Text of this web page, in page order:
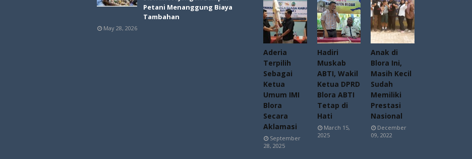
Petani Menanggung Biaya
Tambahan
May 28, 2026
Aderia
Terpilih
Sebagai
Ketua
Umum IMI
Blora
Secara
Aklamasi
September
28, 2025
Hadiri
Muskab
ABTI, Wakil
Ketua DPRD
Blora ABTI
Tetap di
Hati
March 15,
2025
Anak di
Blora Ini,
Masih Kecil
Sudah
Memiliki
Prestasi
Nasional
December
09, 2022